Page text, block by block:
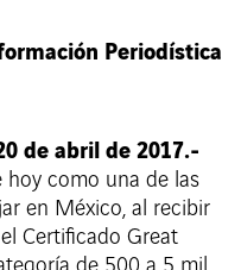
Periodística
de abril de 2017.-
como una de las
en México, al recibir
Certificado Great